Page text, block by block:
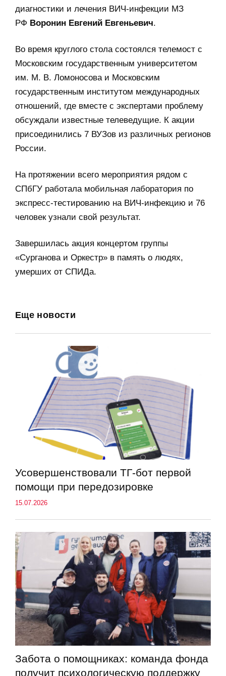
диагностики и лечения ВИЧ-инфекции МЗ
РФ Воронин Евгений Евгеньевич.
Во время круглого стола состоялся телемост с
Московским государственным университетом
им. М. В. Ломоносова и Московским
государственным институтом международных
отношений, где вместе с экспертами проблему
обсуждали известные телеведущие. К акции
присоединились 7 ВУЗов из различных регионов
России.
На протяжении всего мероприятия рядом с
СПбГУ работала мобильная лаборатория по
экспресс-тестированию на ВИЧ-инфекцию и 76
человек узнали свой результат.
Завершилась акция концертом группы
«Сурганова и Оркестр» в память о людях,
умерших от СПИДа.
Еще новости
Усовершенствовали ТГ-бот первой
помощи при передозировке
15.07.2026
Забота о помощниках: команда фонда
получит психологическую поддержку